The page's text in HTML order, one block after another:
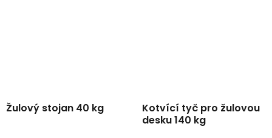
Žulový stojan 40 kg
Kotvící tyč pro žulovou
desku 140 kg